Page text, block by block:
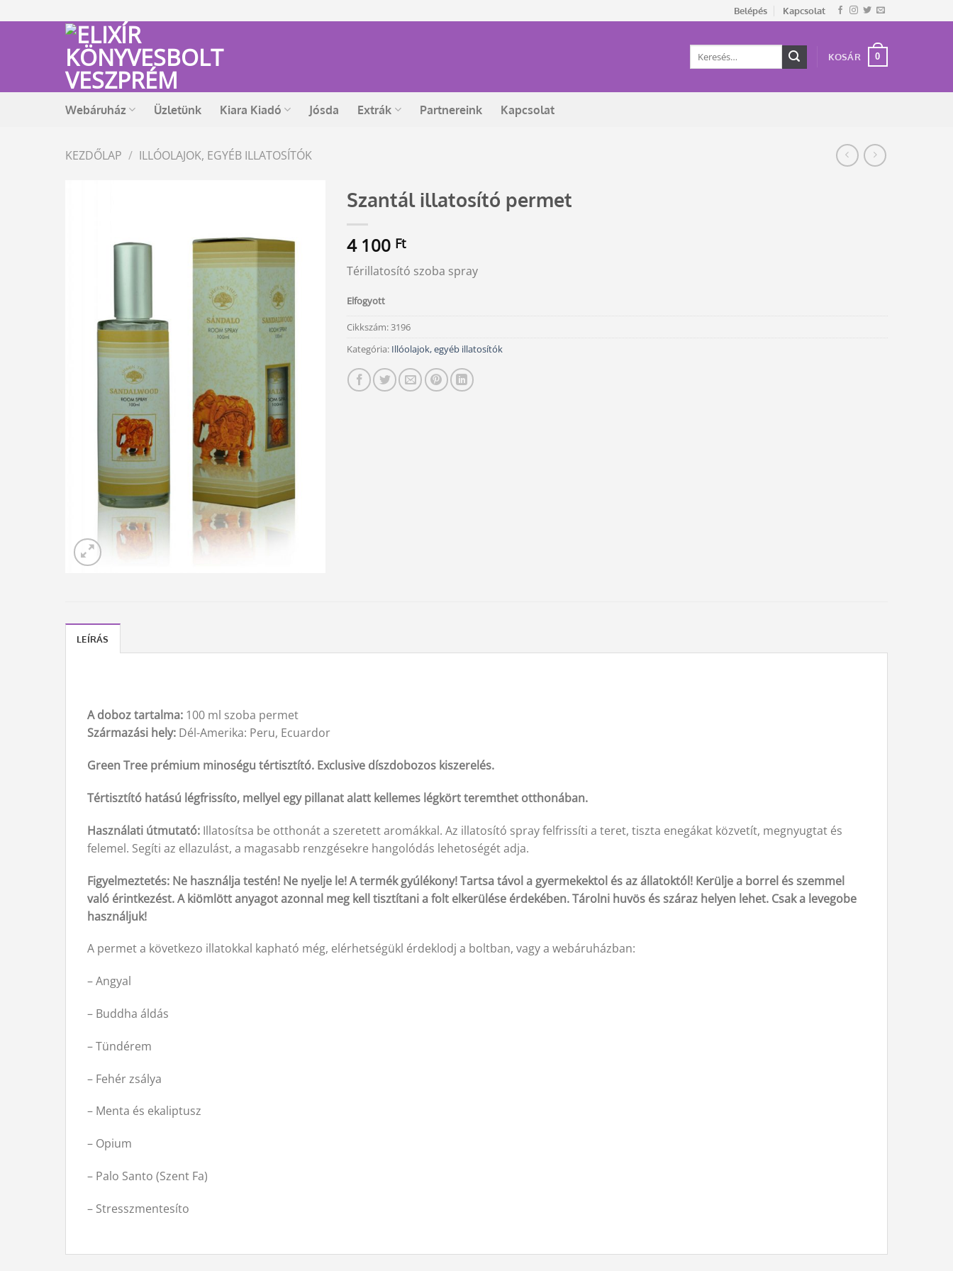
to
Belépés Kapcsolat
Keresés
KOSÁR 0
Webáruház Üzletünk Kiara Kiadó Jósda Extrák Partnereink Kapcsolat
KEZDŐLAP / ILLÓOLAJOK, EGYÉB ILLATOSÍTÓK
Szantál illatosító permet
4 100 Ft
Térillatosító szoba spray
Elfogyott
Cikkszám: 3196
Kategória: Illóolajok, egyéb illatosítók
LEÍRÁS
A doboz tartalma: 100 ml szoba permet
Származási hely: Dél-Amerika: Peru, Ecuardor
Green Tree prémium minoségu tértisztító. Exclusive díszdobozos kiszerelés.
Tértisztító hatású légfrissíto, mellyel egy pillanat alatt kellemes légkört teremthet otthonában.
Használati útmutató: Illatosítsa be otthonát a szeretett aromákkal. Az illatosító spray felfrissíti a teret, tiszta enegákat közvetít, megnyugtat és
felemel. Segíti az ellazulást, a magasabb renzgésekre hangolódás lehetoségét adja.
Figyelmeztetés: Ne használja testén! Ne nyelje le! A termék gyúlékony! Tartsa távol a gyermekektol és az állatoktól! Kerülje a borrel és szemmel
való érintkezést. A kiömlött anyagot azonnal meg kell tisztítani a folt elkerülése érdekében. Tárolni huvös és száraz helyen lehet. Csak a levegobe
használjuk!
A permet a következo illatokkal kapható még, elérhetségükl érdeklodj a boltban, vagy a webáruházban:
– Angyal
– Buddha áldás
– Tündérem
– Fehér zsálya
– Menta és ekaliptusz
– Opium
– Palo Santo (Szent Fa)
– Stresszmentesíto